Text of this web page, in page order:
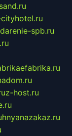
spb.ru
z-host.ru